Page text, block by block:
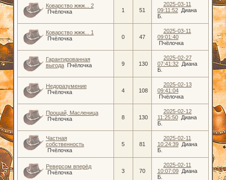
Коварство жжж... 2
Пчёлочка
1 51
2025-03-11
09:11:52
Диана
Б.
Коварство жжж... 1
Пчёлочка
0 47
2025-03-11
09:01:40
Пчёлочка
Гарантированная
выгода
Пчёлочка 9 130
2025-02-27
07:41:32
Диана
Б.
Недоразумение
Пчёлочка
4 108
2025-02-13
09:41:04
Пчёлочка
Прощай, Масленица
Пчёлочка
8 130
2025-02-12
11:25:50
Диана
Б.
Частная
собственность
Пчёлочка
5 81
2025-02-11
10:24:39
Диана
Б.
Реверсом вперёд
Пчёлочка
3 70
2025-02-11
10:07:09
Диана
Б.